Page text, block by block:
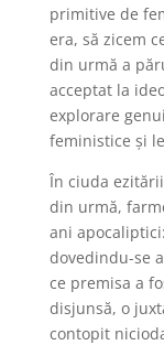
primitive de
era, să zicem
din urmă a
acceptat la
explorare
feministice și
În ciuda
din urmă,
ani
dovedindu-se
ce premisa a
disjunsă, o
contopit